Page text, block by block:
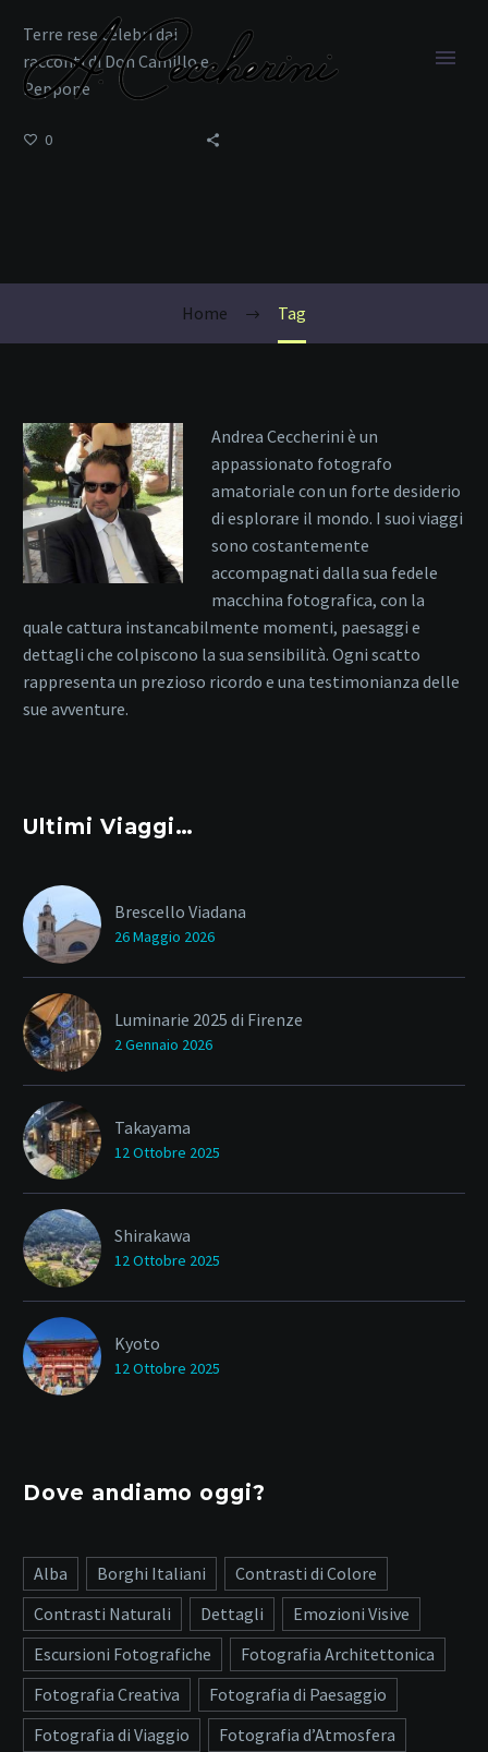
Home Tag
Terre rese celebri dai
racconti di Don Camillo e
Peppone
0
Andrea Ceccherini è un
appassionato fotografo
amatoriale con un forte desiderio
di esplorare il mondo. I suoi viaggi
sono costantemente
accompagnati dalla sua fedele
macchina fotografica, con la
quale cattura instancabilmente momenti, paesaggi e
dettagli che colpiscono la sua sensibilità. Ogni scatto
rappresenta un prezioso ricordo e una testimonianza delle
sue avventure.
Ultimi Viaggi…
Brescello Viadana
26 Maggio 2026
Luminarie 2025 di Firenze
2 Gennaio 2026
Takayama
12 Ottobre 2025
Shirakawa
12 Ottobre 2025
Kyoto
12 Ottobre 2025
Dove andiamo oggi?
Alba Borghi Italiani
Contrasti di Colore
Contrasti Naturali
Dettagli
Emozioni Visive
Escursioni Fotografiche
Fotografia Architettonica
Fotografia Creativa
Fotografia di Paesaggio
Fotografia di Viaggio
Fotografia d’Atmosfera